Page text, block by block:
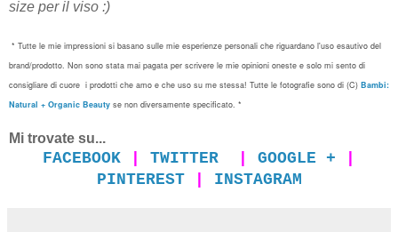
size per il viso :)
* Tutte le mie impressioni si basano sulle mie esperienze personali che riguardano l'uso esautivo del
brand/prodotto Non sono stata mai pagata per scrivere le mie opinioni oneste e solo mi sento di
consigliare di cuore i prodotti che amo e che uso su me stessa! Tutte le fotografie sono di (C) Bambi:
Natural + Organic Beauty se non diversamente specificato *
Mi trovate su...
FACEBOOK TWITTER GOOGLE +
PINTEREST| INSTAGRAM